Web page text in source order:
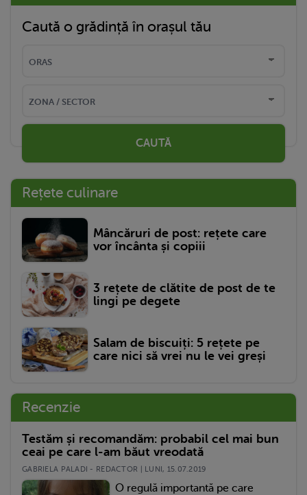
Caută o grădință în orașul tău
CAUTĂ
Rețete culinare
Mâncăruri de post: rețete care
vor încânta și copiii
3 rețete de clătite de post de te
lingi pe degete
Salam de biscuiți: 5 rețete pe
care nici să vrei nu le vei greși
Recenzie
Testăm și recomandăm: probabil cel mai bun
ceai pe care l-am băut vreodată
GABRIELA PALADI - REDACTOR | LUNI, 15.07.2019
O regulă importantă pe care